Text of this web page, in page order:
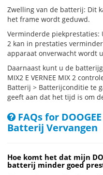
Zwelling van de batterij: Dit
het frame wordt geduwd.
Verminderde piekprestaties:
2 kan in prestaties
apparaat onverwacht wordt
Daarnaast kunt u de
MIX2 E VERNEE MIX 2
Batterij > Batterijconditie te
geeft aan dat het tijd is om
FAQs for
Batterij Vervangen
Hoe komt het dat mijn
batterij minder goed